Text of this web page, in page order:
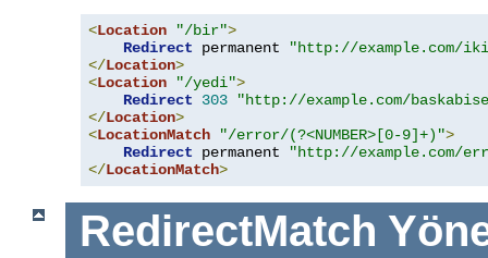
<Location "/bir">
Redirect permanent
"http://example.com/
</Location>
<Location "/yedi">
Redirect
303
"http://example.com/
</Location>
<LocationMatch "/error/(?<NUMBER>[0-9]+)">
Redirect permanent
"http://example.com/
</LocationMatch>
RedirectMatch